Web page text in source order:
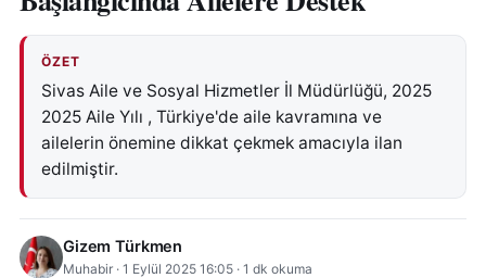
ÖZET
Sivas Aile ve Sosyal Hizmetler İl Müdürlüğü, 2025
2025 Aile Yılı , Türkiye'de aile kavramına ve
ailelerin önemine dikkat çekmek amacıyla ilan
edilmiştir.
Gizem Türkmen
Muhabir · 1 Eylül 2025 16:05 · 1 dk okuma